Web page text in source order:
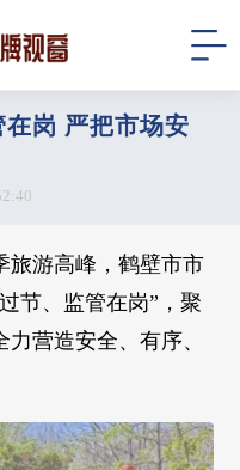
岗 严把市场安
旅游高峰，鹤壁市市
节、监管在岗”，聚
营造安全、有序、